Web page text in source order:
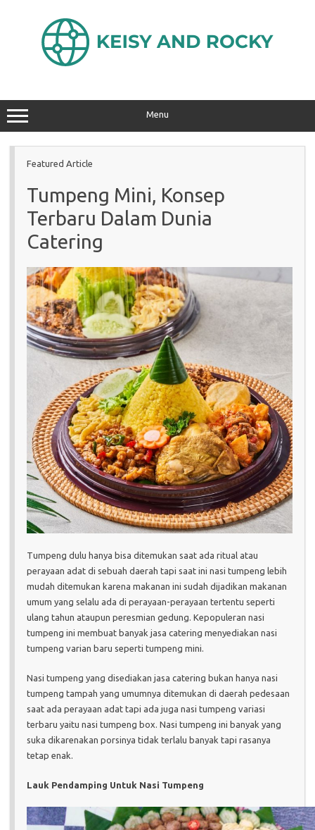
Menu
Featured Article
Tumpeng Mini, Konsep
Terbaru Dalam Dunia
Catering
Tumpeng dulu hanya bisa ditemukan saat ada ritual atau
perayaan adat di sebuah daerah tapi saat ini nasi tumpeng lebih
mudah ditemukan karena makanan ini sudah dijadikan makanan
umum yang selalu ada di perayaan-perayaan tertentu seperti
ulang tahun ataupun peresmian gedung. Kepopuleran nasi
tumpeng ini membuat banyak jasa catering menyediakan nasi
tumpeng varian baru seperti tumpeng mini.
Nasi tumpeng yang disediakan jasa catering bukan hanya nasi
tumpeng tampah yang umumnya ditemukan di daerah pedesaan
saat ada perayaan adat tapi ada juga nasi tumpeng variasi
terbaru yaitu nasi tumpeng box. Nasi tumpeng ini banyak yang
suka dikarenakan porsinya tidak terlalu banyak tapi rasanya
tetap enak.
Lauk Pendamping Untuk Nasi Tumpeng